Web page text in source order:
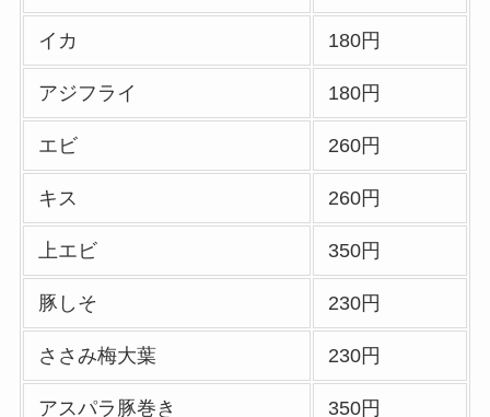
可能な支払方法も解
すき家の宅配メニュ
ー一覧！出前デリバ
リーの注文方法も解
イカ 180円
アジフライ 180円
エビ 260円
キス 260円
上エビ 350円
豚しそ 230円
ささみ梅大葉 230円
アスパラ豚巻き 350円